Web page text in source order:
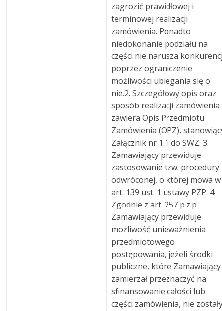
zagrozić prawidłowej i
terminowej realizacji
zamówienia. Ponadto
niedokonanie podziału na
części nie narusza
poprzez ograniczenie
możliwości ubiegania się o
nie.2. Szczegółowy opis oraz
sposób realizacji zamówienia
zawiera Opis Przedmiotu
Zamówienia (OPZ),
Załącznik nr 1.1 do SWZ. 3.
Zamawiający przewiduje
zastosowanie tzw. procedury
odwróconej, o której mowa w
art. 139 ust. 1 ustawy PZP. 4.
Zgodnie z art. 257 p.z.p.
Zamawiający przewiduje
możliwość unieważnienia
przedmiotowego
postępowania, jeżeli środki
publiczne, które Zamawiający
zamierzał przeznaczyć na
sfinansowanie całości lub
części zamówienia, nie